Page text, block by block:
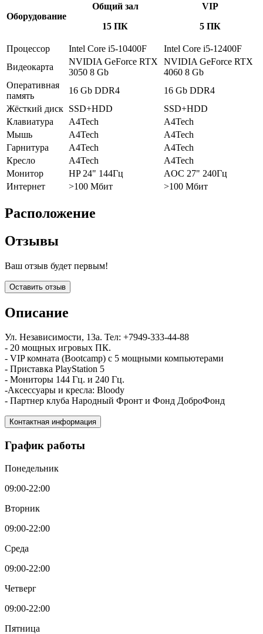
Оборудование
Общий зал
15 ПК
VIP
5 ПК
Процессор Intel Core i5-10400F
Intel Core i5-12400F
Видеокарта
NVIDIA GeForce RTX
3050 8 Gb
NVIDIA GeForce RTX
4060 8 Gb
Оперативная
память
16 Gb DDR4
16 Gb DDR4
Жёсткий диск SSD+HDD
SSD+HDD
Клавиатура
A4Tech
A4Tech
Мышь
A4Tech
A4Tech
Гарнитура
A4Tech
A4Tech
Кресло
A4Tech
A4Tech
Монитор
HP 24" 144Гц
AOC 27" 240Гц
Интернет
>100 Мбит >100 Мбит
Расположение
Отзывы
Ваш отзыв будет первым!
Оставить отзыв
Описание
Ул. Независимости, 13а. Тел: +7949-333-44-88
- 20 мощных игровых ПК.
- VIP комната (Bootcamp) с 5 мощными компьютерами
- Приставка PlayStation 5
- Мониторы 144 Гц. и 240 Гц.
-Аксессуары и кресла: Bloody
- Партнер клуба Народный Фронт и Фонд ДоброФонд
Контактная информация
График работы
Понедельник
09:00-22:00
Вторник
09:00-22:00
Среда
09:00-22:00
Четверг
09:00-22:00
Пятница